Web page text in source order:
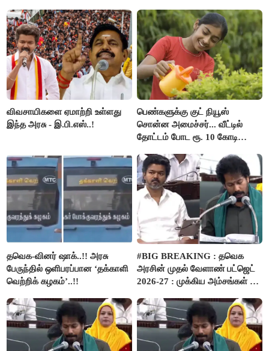
விவசாயிகளை ஏமாற்றி உள்ளது
இந்த அரசு - இ.பி.எஸ்..!
பெண்களுக்கு குட் நியூஸ்
சொன்ன அமைச்சர்... வீட்டில்
தோட்டம் போட ரூ. 10 கோடி
தவெக-வினர் ஷாக்..!! அரசு
பேருந்தில் ஒளிபரப்பான ‘தக்காளி
வெற்றிக் கழகம்’..!!
#BIG BREAKING : தவெக
அரசின் முதல் வேளாண் பட்ஜெட்
2026-27 : முக்கிய அம்சங்கள் ஓர்